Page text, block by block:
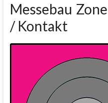
Messebau
/ Kontakt